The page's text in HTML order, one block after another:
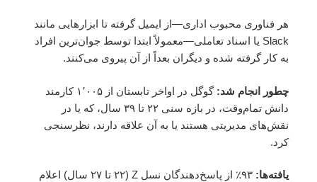
هر فناوری محبوب اداری—از ایمیل گرفته تا ابزارهایی مانند
Slack یا اسناد تعاملی—معمولاً ابتدا توسط جوان‌ترین افراد
به کار گرفته شده و دیگران بعداً از آن پیروی می‌کنند.
چطور انجام شد:
گوگل در اواخر تابستان از ۱٬۰۰۵ کارمند
دانش تمام‌وقت، در بازه سنی ۲۲ تا ۳۹ سال، که یا در
نقش‌های مدیریتی هستند یا به آن علاقه دارند، نظرسنجی
کرد.
یافته‌ها:
۹۳٪ از پاسخ‌دهندگان نسل Z (۲۲ تا ۲۷ سال) اعلام